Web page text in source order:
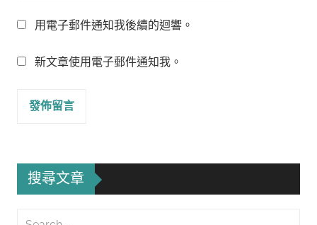
用電子郵件通知我後續的迴響。
新文章使用電子郵件通知我。
搜尋文章
Search